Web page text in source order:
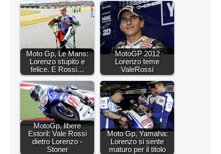
Moto Gp, Le Mans:
Lorenzo stupito e
felice. E Rossi…
MotoGP 2012
Lorenzo teme
ValeRossi
MotoGp, libere
Estoril: Vale Rossi
dietro Lorenzo -
Stoner
Moto Gp, Yamaha:
Lorenzo si sente
maturo per il titolo